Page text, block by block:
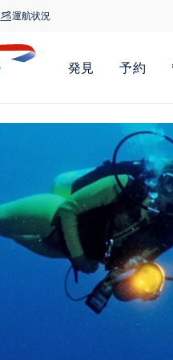
運航状況